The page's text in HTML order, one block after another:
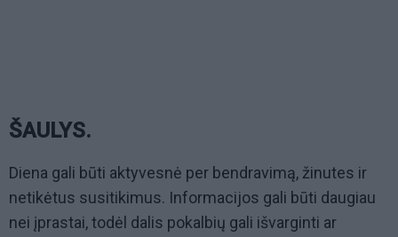
ŠAULYS.
Diena gali būti aktyvesnė per bendravimą, žinutes ir
netikėtus susitikimus. Informacijos gali būti daugiau
nei įprastai, todėl dalis pokalbių gali išvarginti ar